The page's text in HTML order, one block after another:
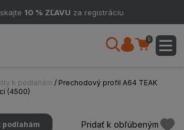
10 % ZĽAVU za registráciu
0
k podlahám / Prechodový profil A64 TEAK
(4500)
podlahám Pridať k obľúbeným